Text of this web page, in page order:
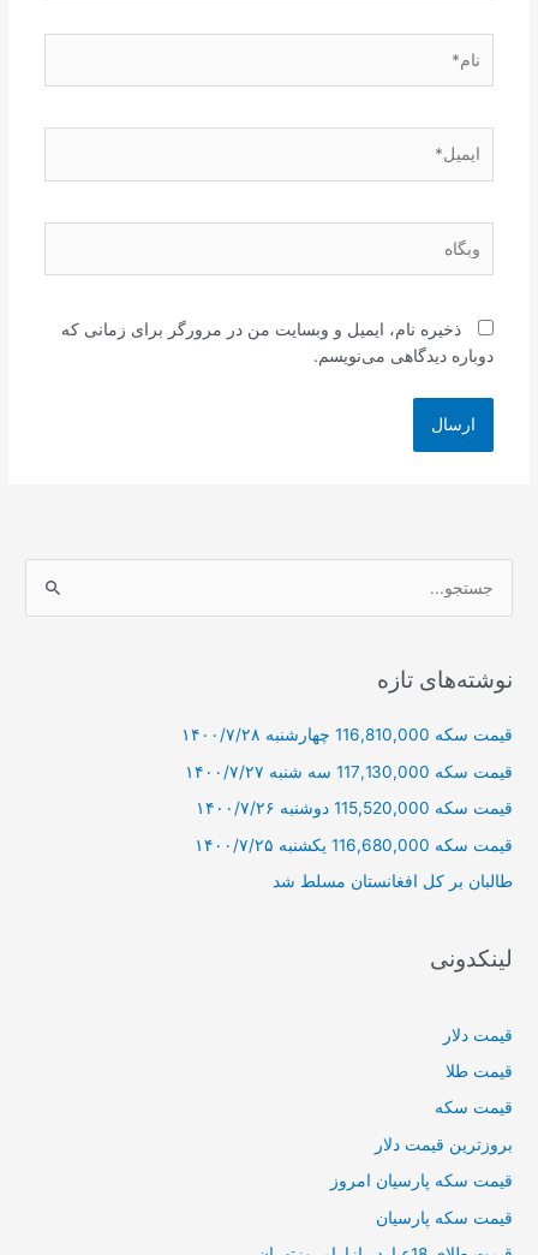
ذخیره نام، ایمیل و وبسایت من در مرورگر برای زمانی که
دوباره دیدگاهی می‌نویسم.
ب
ر
ا
نوشته‌های تازه
قیمت سکه 116,810,000 چهارشنبه ۱۴۰۰/۷/۲۸
قیمت سکه 117,130,000 سه شنبه ۱۴۰۰/۷/۲۷
قیمت سکه 115,520,000 دوشنبه ۱۴۰۰/۷/۲۶
قیمت سکه 116,680,000 یکشنبه ۱۴۰۰/۷/۲۵
طالبان بر كل افغانستان مسلط شد
لینکدونی
قیمت دلار
قیمت طلا
قیمت سکه
بروزترین قیمت دلار
قیمت سکه پارسیان امروز
قیمت سکه پارسیان